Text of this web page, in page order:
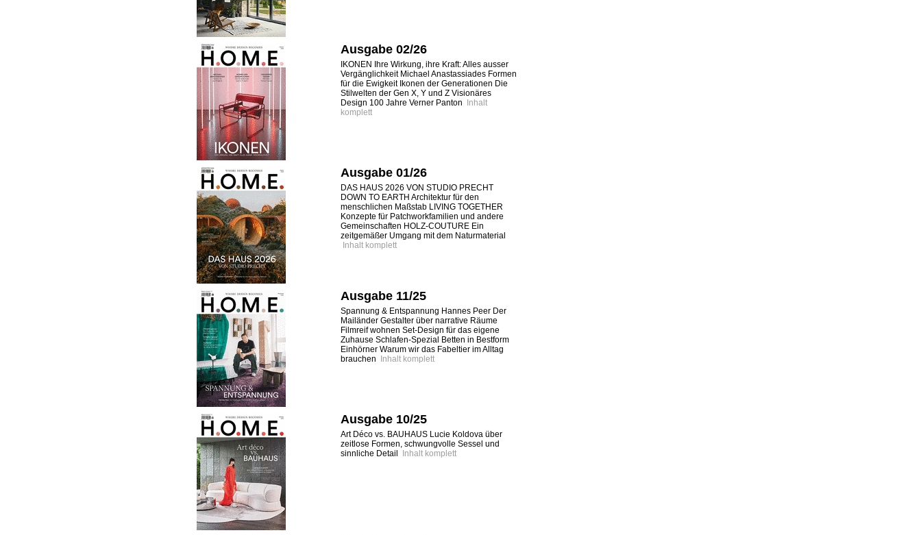
Ausgabe 02/26
IKONEN Ihre Wirkung, ihre Kraft: Alles ausser
Vergänglichkeit Michael Anastassiades Formen
für die Ewigkeit Ikonen der Generationen Die
Stilwelten der Gen X, Y und Z Visionäres
Design 100 Jahre Verner Panton
Inhalt
komplett
Ausgabe 01/26
DAS HAUS 2026 VON STUDIO PRECHT
DOWN TO EARTH Architektur für den
menschlichen Maßstab LIVING TOGETHER
Konzepte für Patchworkfamilien und andere
Gemeinschaften HOLZ-COUTURE Ein
zeitgemäßer Umgang mit dem Naturmaterial
Inhalt komplett
Ausgabe 11/25
Spannung & Entspannung Hannes Peer Der
Mailänder Gestalter über narrative Räume
Filmreif wohnen Set-Design für das eigene
Zuhause Schlafen-Spezial Betten in Bestform
Einhörner Warum wir das Fabeltier im Alltag
brauchen
Inhalt komplett
Ausgabe 10/25
Art Déco vs. BAUHAUS Lucie Koldova über
zeitlose Formen, schwungvolle Sessel und
sinnliche Detail
Inhalt komplett